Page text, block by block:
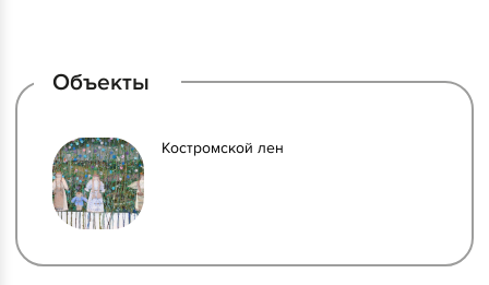
Объекты
Костромской лен